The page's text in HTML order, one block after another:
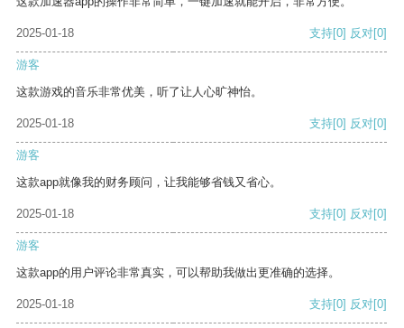
2025-01-18 支持[0] 反对[0]
游客
这款游戏的音乐非常优美，听了让人心旷神怡。
2025-01-18 支持[0] 反对[0]
游客
这款app就像我的财务顾问，让我能够省钱又省心。
2025-01-18 支持[0] 反对[0]
游客
这款app的用户评论非常真实，可以帮助我做出更准确的选择。
2025-01-18 支持[0] 反对[0]